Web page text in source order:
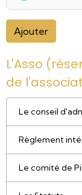
Ajouter
L'Asso
de
Le conseil
Règlement
Le comité de